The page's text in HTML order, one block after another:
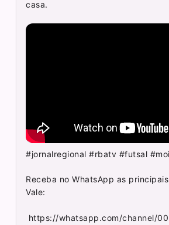
casa.
#jornalregional #rbatv #futsal
Receba no WhatsApp as
Vale:
https://whatsapp.com/channel/